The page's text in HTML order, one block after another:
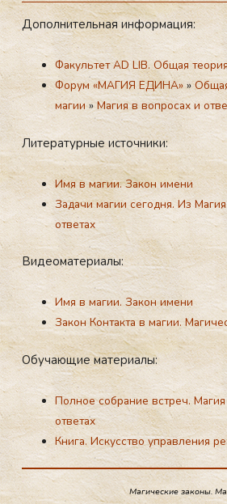
До­пол­ни­тель­ная ин­форма­ция:
Факультет AD LIB. Общая
Форум «МАГИЯ ЕДИНА»»
магии»Магия в вопросах и
Ли­тера­тур­ные ис­точни­ки:
Имя в магии. Закон имени
Задачи магии сегодня. Из
ответах
Ви­де­ома­тери­алы:
Имя в магии. Закон имени
Закон Контакта в магии.
Обу­ча­ющие ма­тери­алы:
Полное собрание встреч.
ответах
Книга. Искусство управления
Магические законы.